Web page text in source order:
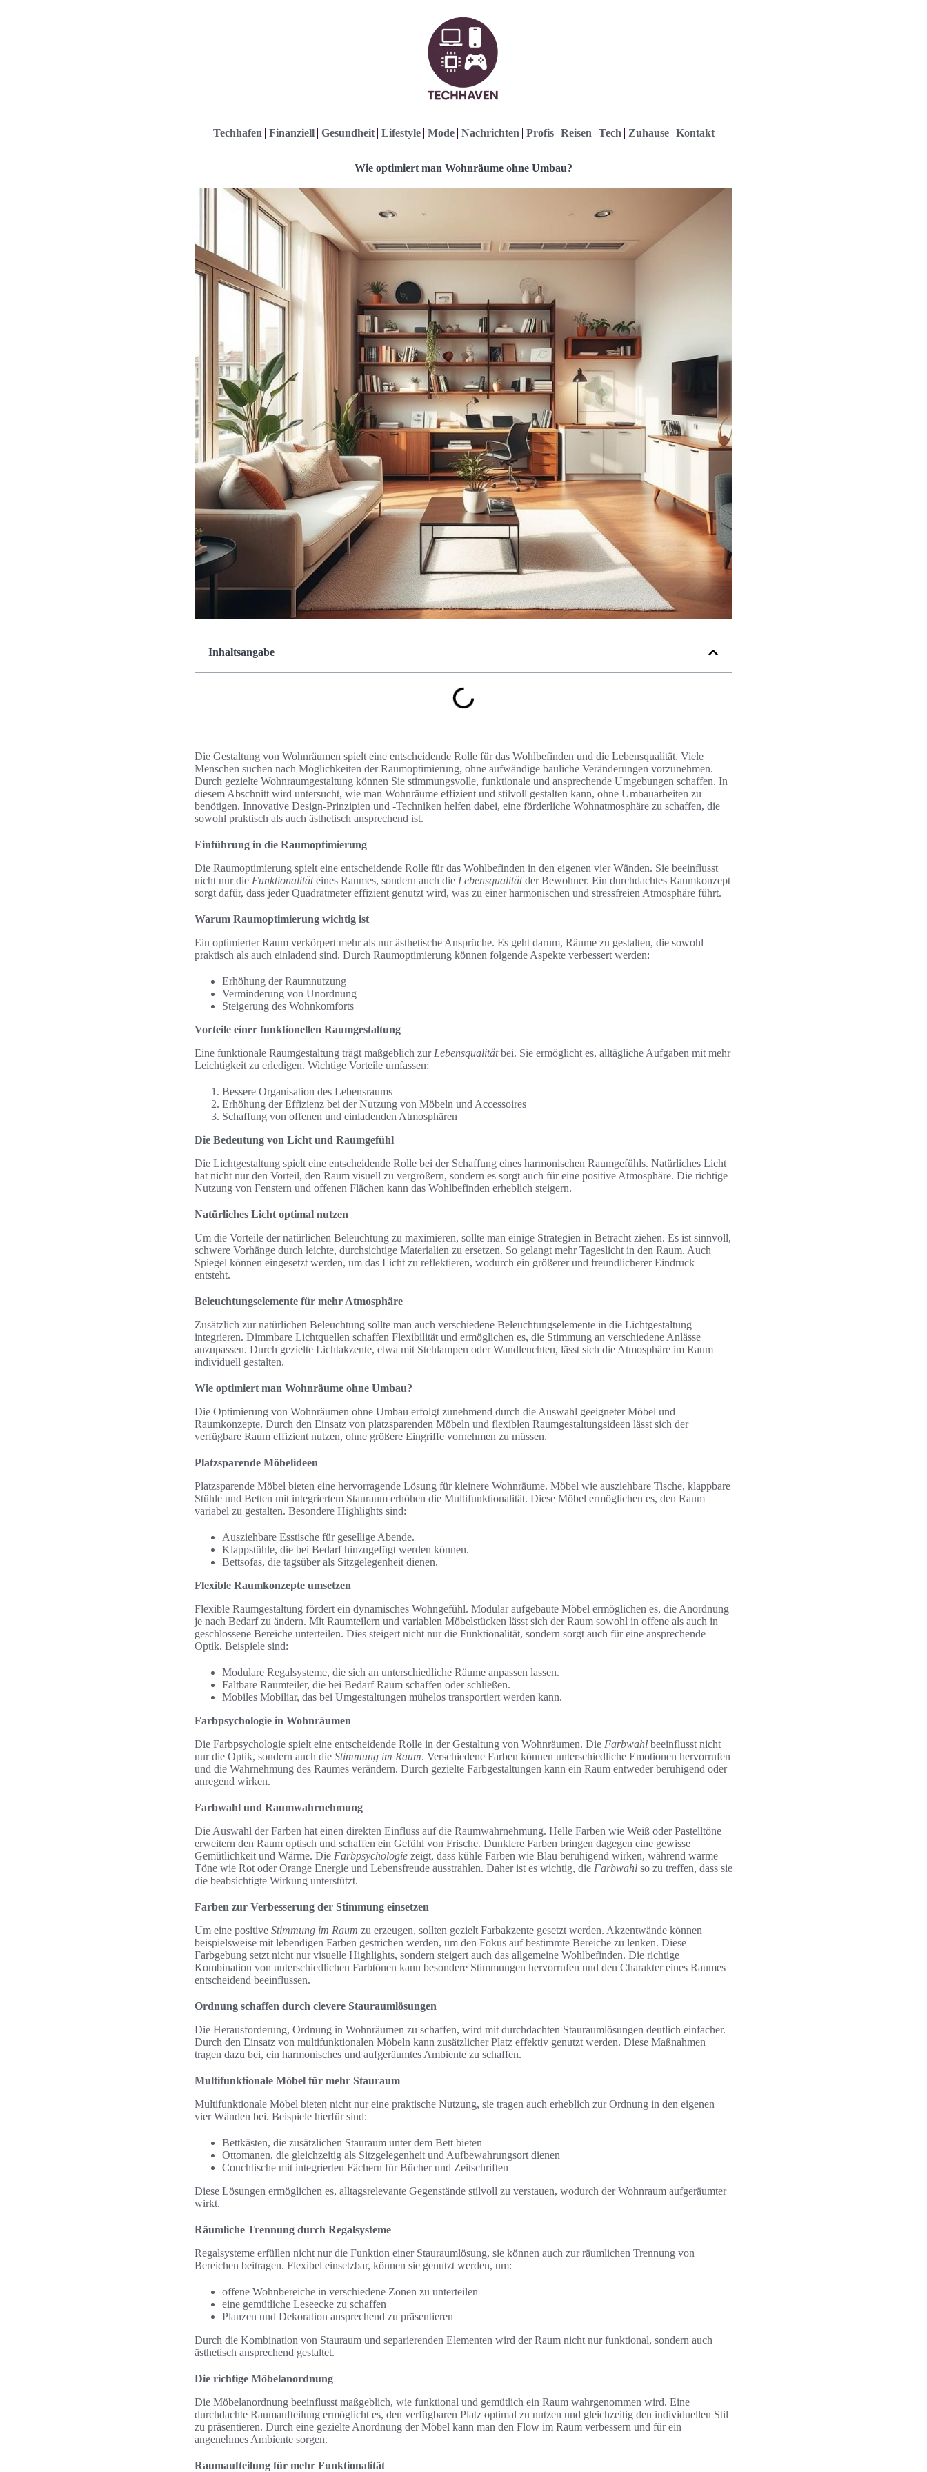
Techhafen Finanziell Gesundheit Lifestyle Mode Nachrichten Profis Reisen Tech Zuhause Kontakt
Wie optimiert man Wohnräume ohne Umbau?
Inhaltsangabe
Die Gestaltung von Wohnräumen spielt eine entscheidende Rolle für das Wohlbefinden und die Lebensqualität. Viele
Menschen suchen nach Möglichkeiten der Raumoptimierung, ohne aufwändige bauliche Veränderungen vorzunehmen.
Durch gezielte Wohnraumgestaltung können Sie stimmungsvolle, funktionale und ansprechende Umgebungen schaffen. In
diesem Abschnitt wird untersucht, wie man Wohnräume effizient und stilvoll gestalten kann, ohne Umbauarbeiten zu
benötigen. Innovative Design-Prinzipien und -Techniken helfen dabei, eine förderliche Wohnatmosphäre zu schaffen, die
sowohl praktisch als auch ästhetisch ansprechend ist.
Einführung in die Raumoptimierung
Die Raumoptimierung spielt eine entscheidende Rolle für das Wohlbefinden in den eigenen vier Wänden. Sie beeinflusst
nicht nur die Funktionalitäteines Raumes, sondern auch die Lebensqualitätder Bewohner. Ein durchdachtes Raumkonzept
sorgt dafür, dass jeder Quadratmeter effizient genutzt wird, was zu einer harmonischen und stressfreien Atmosphäre führt.
Warum Raumoptimierung wichtig ist
Ein optimierter Raum verkörpert mehr als nur ästhetische Ansprüche. Es geht darum, Räume zu gestalten, die sowohl
praktisch als auch einladend sind. Durch Raumoptimierung können folgende Aspekte verbessert werden:
Erhöhung der Raumnutzung
Verminderung von Unordnung
Steigerung des Wohnkomforts
Vorteile einer funktionellen Raumgestaltung
Eine funktionale Raumgestaltung trägt maßgeblich zur Lebensqualitätbei. Sie ermöglicht es, alltägliche Aufgaben mit mehr
Leichtigkeit zu erledigen. Wichtige Vorteile umfassen:
Bessere Organisation des Lebensraums
Erhöhung der Effizienz bei der Nutzung von Möbeln und Accessoires
Schaffung von offenen und einladenden Atmosphären
Die Bedeutung von Licht und Raumgefühl
Die Lichtgestaltung spielt eine entscheidende Rolle bei der Schaffung eines harmonischen Raumgefühls. Natürliches Licht
hat nicht nur den Vorteil, den Raum visuell zu vergrößern, sondern es sorgt auch für eine positive Atmosphäre. Die richtige
Nutzung von Fenstern und offenen Flächen kann das Wohlbefinden erheblich steigern.
Natürliches Licht optimal nutzen
Um die Vorteile der natürlichen Beleuchtung zu maximieren, sollte man einige Strategien in Betracht ziehen. Es ist sinnvoll,
schwere Vorhänge durch leichte, durchsichtige Materialien zu ersetzen. So gelangt mehr Tageslicht in den Raum. Auch
Spiegel können eingesetzt werden, um das Licht zu reflektieren, wodurch ein größerer und freundlicherer Eindruck
entsteht.
Beleuchtungselemente für mehr Atmosphäre
Zusätzlich zur natürlichen Beleuchtung sollte man auch verschiedene Beleuchtungselemente in die Lichtgestaltung
integrieren. Dimmbare Lichtquellen schaffen Flexibilität und ermöglichen es, die Stimmung an verschiedene Anlässe
anzupassen. Durch gezielte Lichtakzente, etwa mit Stehlampen oder Wandleuchten, lässt sich die Atmosphäre im Raum
individuell gestalten.
Wie optimiert man Wohnräume ohne Umbau?
Die Optimierung von Wohnräumen ohne Umbau erfolgt zunehmend durch die Auswahl geeigneter Möbel und
Raumkonzepte. Durch den Einsatz von platzsparenden Möbeln und flexiblen Raumgestaltungsideen lässt sich der
verfügbare Raum effizient nutzen, ohne größere Eingriffe vornehmen zu müssen.
Platzsparende Möbelideen
Platzsparende Möbel bieten eine hervorragende Lösung für kleinere Wohnräume. Möbel wie ausziehbare Tische, klappbare
Stühle und Betten mit integriertem Stauraum erhöhen die Multifunktionalität. Diese Möbel ermöglichen es, den Raum
variabel zu gestalten. Besondere Highlights sind:
Ausziehbare Esstische für gesellige Abende.
Klappstühle, die bei Bedarf hinzugefügt werden können.
Bettsofas, die tagsüber als Sitzgelegenheit dienen.
Flexible Raumkonzepte umsetzen
Flexible Raumgestaltung fördert ein dynamisches Wohngefühl. Modular aufgebaute Möbel ermöglichen es, die Anordnung
je nach Bedarf zu ändern. Mit Raumteilern und variablen Möbelstücken lässt sich der Raum sowohl in offene als auch in
geschlossene Bereiche unterteilen. Dies steigert nicht nur die Funktionalität, sondern sorgt auch für eine ansprechende
Optik. Beispiele sind:
Modulare Regalsysteme, die sich an unterschiedliche Räume anpassen lassen.
Faltbare Raumteiler, die bei Bedarf Raum schaffen oder schließen.
Mobiles Mobiliar, das bei Umgestaltungen mühelos transportiert werden kann.
Farbpsychologie in Wohnräumen
Die Farbpsychologie spielt eine entscheidende Rolle in der Gestaltung von Wohnräumen. Die Farbwahl beeinflusst nicht
nur die Optik, sondern auch die Stimmung im Raum. Verschiedene Farben können unterschiedliche Emotionen hervorrufen
und die Wahrnehmung des Raumes verändern. Durch gezielte Farbgestaltungen kann ein Raum entweder beruhigend oder
anregend wirken.
Farbwahl und Raumwahrnehmung
Die Auswahl der Farben hat einen direkten Einfluss auf die Raumwahrnehmung. Helle Farben wie Weiß oder Pastelltöne
erweitern den Raum optisch und schaffen ein Gefühl von Frische. Dunklere Farben bringen dagegen eine gewisse
Gemütlichkeit und Wärme. Die Farbpsychologie zeigt, dass kühle Farben wie Blau beruhigend wirken, während warme
Töne wie Rot oder Orange Energie und Lebensfreude ausstrahlen. Daher ist es wichtig, die Farbwahl so zu treffen, dass sie
die beabsichtigte Wirkung unterstützt.
Farben zur Verbesserung der Stimmung einsetzen
Um eine positive Stimmung im Raum zu erzeugen, sollten gezielt Farbakzente gesetzt werden. Akzentwände können
beispielsweise mit lebendigen Farben gestrichen werden, um den Fokus auf bestimmte Bereiche zu lenken. Diese
Farbgebung setzt nicht nur visuelle Highlights, sondern steigert auch das allgemeine Wohlbefinden. Die richtige
Kombination von unterschiedlichen Farbtönen kann besondere Stimmungen hervorrufen und den Charakter eines Raumes
entscheidend beeinflussen.
Ordnung schaffen durch clevere Stauraumlösungen
Die Herausforderung, Ordnung in Wohnräumen zu schaffen, wird mit durchdachten Stauraumlösungen deutlich einfacher.
Durch den Einsatz von multifunktionalen Möbeln kann zusätzlicher Platz effektiv genutzt werden. Diese Maßnahmen
tragen dazu bei, ein harmonisches und aufgeräumtes Ambiente zu schaffen.
Multifunktionale Möbel für mehr Stauraum
Multifunktionale Möbel bieten nicht nur eine praktische Nutzung, sie tragen auch erheblich zur Ordnung in den eigenen
vier Wänden bei. Beispiele hierfür sind:
Bettkästen, die zusätzlichen Stauraum unter dem Bett bieten
Ottomanen, die gleichzeitig als Sitzgelegenheit und Aufbewahrungsort dienen
Couchtische mit integrierten Fächern für Bücher und Zeitschriften
Diese Lösungen ermöglichen es, alltagsrelevante Gegenstände stilvoll zu verstauen, wodurch der Wohnraum aufgeräumter
wirkt.
Räumliche Trennung durch Regalsysteme
Regalsysteme erfüllen nicht nur die Funktion einer Stauraumlösung, sie können auch zur räumlichen Trennung von
Bereichen beitragen. Flexibel einsetzbar, können sie genutzt werden, um:
offene Wohnbereiche in verschiedene Zonen zu unterteilen
eine gemütliche Leseecke zu schaffen
Planzen und Dekoration ansprechend zu präsentieren
Durch die Kombination von Stauraum und separierenden Elementen wird der Raum nicht nur funktional, sondern auch
ästhetisch ansprechend gestaltet.
Die richtige Möbelanordnung
Die Möbelanordnung beeinflusst maßgeblich, wie funktional und gemütlich ein Raum wahrgenommen wird. Eine
durchdachte Raumaufteilung ermöglicht es, den verfügbaren Platz optimal zu nutzen und gleichzeitig den individuellen Stil
zu präsentieren. Durch eine gezielte Anordnung der Möbel kann man den Flow im Raum verbessern und für ein
angenehmes Ambiente sorgen.
Raumaufteilung für mehr Funktionalität